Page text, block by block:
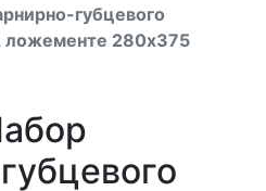
губцевого
ложементе 280х375